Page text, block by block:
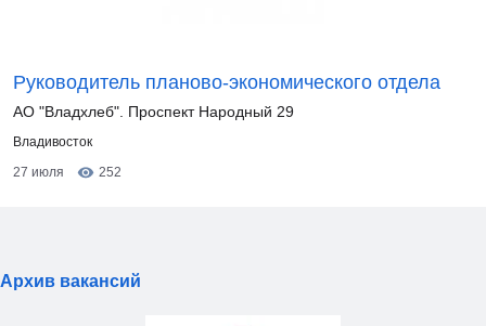
Руководитель планово-экономического отдела
АО "Владхлеб". Проспект Народный 29
Владивосток
27 июля
252
Архив вакансий